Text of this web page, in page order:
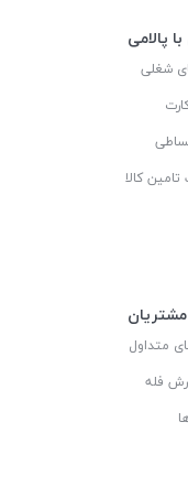
پالامی
شغلی
کالا
متداول
فله